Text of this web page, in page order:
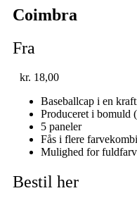
Coimbra
Fra
kr. 18,00
Baseballcap i en
Produceret i bomuld
5 paneler
Fås i flere
Mulighed for
Bestil her